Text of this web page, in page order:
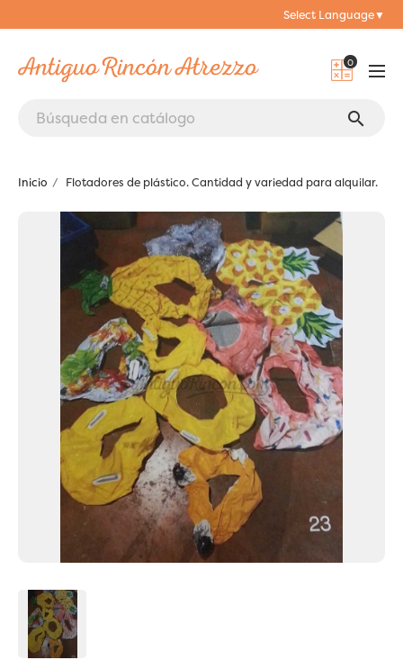
Select Language▼
0
search
Inicio Flotadores de plástico. Cantidad y variedad para alquilar.